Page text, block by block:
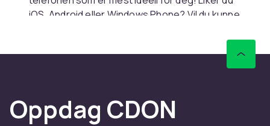
iOS, Android eller Windows Phone? Vil du kunne
morsomme spill, bruke den som jobbtelefon
eller rett og slett bare ha en skikkelig stilig
mobiltelefon? Det finnes mange forskjellige
mange forskjellige produsenter. Hvis du er
veldig aktiv, kan det hende du trenger en
Oppdag CDON